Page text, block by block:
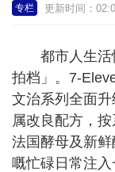
专栏 更新时间：
都市人生活
拍档」。7-
文治系列全面
属改良配方，
法国酵母及新
嘅忙碌日常注入